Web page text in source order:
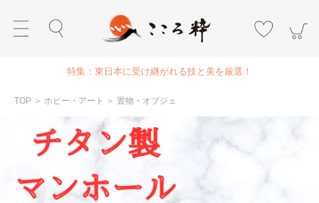
特集：東日本に受け継がれる技と美を厳選！
TOP ＞ ホビー・アート ＞ 置物・オブジェ